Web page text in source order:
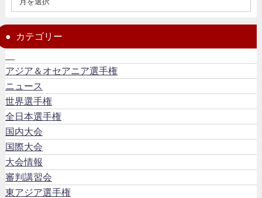
カテゴリー
アジア＆オセアニア選手権
ニュース
世界選手権
全日本選手権
国内大会
国際大会
大会情報
審判講習会
東アジア選手権